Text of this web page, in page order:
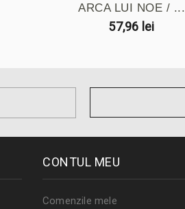
ARCA LUI NOE / ...
57,96 lei
CONTUL MEU
Comenzile mele